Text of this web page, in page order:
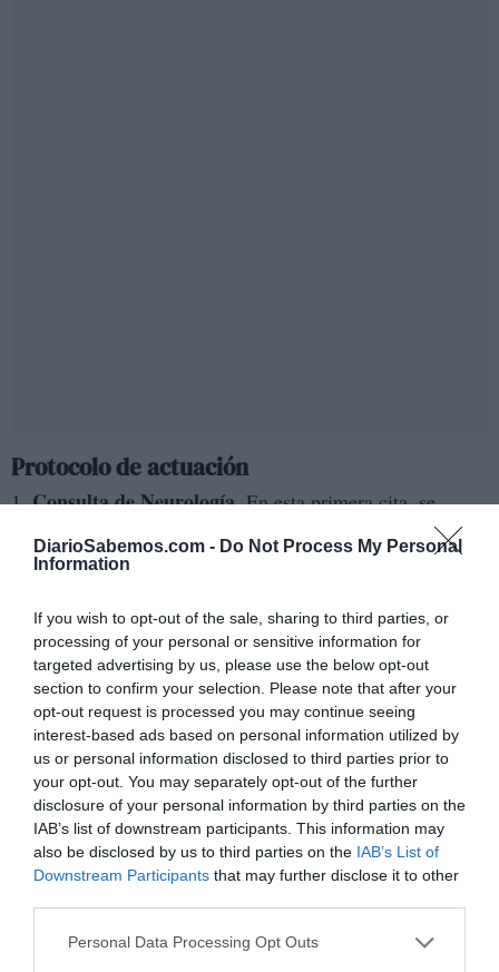
DiarioSabemos.com - Do Not Process My Personal
Information
If you wish to opt-out of the sale, sharing to third parties, or
processing of your personal or sensitive information for
targeted advertising by us, please use the below opt-out
section to confirm your selection. Please note that after your
opt-out request is processed you may continue seeing
interest-based ads based on personal information utilized by
us or personal information disclosed to third parties prior to
your opt-out. You may separately opt-out of the further
disclosure of your personal information by third parties on the
IAB’s list of downstream participants. This information may
also be disclosed by us to third parties on the IAB’s List of
Downstream Participants that may further disclose it to other
Personal Data Processing Opt Outs
Protocolo de actuación
​1.Consulta de Neurología. En esta primera cita, se
neurólogo decidirá si el paciente es un potencial
pruebas con el fin de valorar que es idóneo y descartar
posibles causas que contraindiquen el procedimiento.
2. Lo siguiente es la realización de una​valoración
neuropsicológica por parte del neuropsicólogodel
equipo con la intención de constatar que su memoria y
otras funciones cognitivas están preservadas, lo que es
importante para garantizar el éxito del tratamiento.
3. Se realizarán dos pruebas de imagen:resonancia
magnética y tomografíacomputerizada de cráneo, que
tienen que cumplir unos parámetros específicos para la